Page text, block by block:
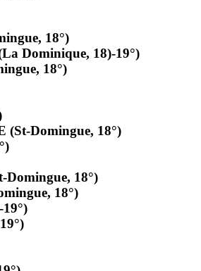
18°)
Dominique, 18)-19°)
18°)
(St-Domingue, 18°)
18°)
18°)